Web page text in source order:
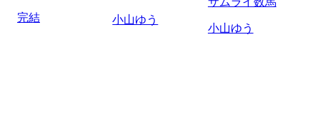
完結 小山ゆう
小山ゆう